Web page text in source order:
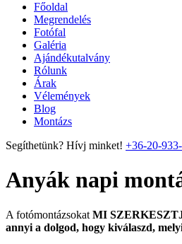
Főoldal
Megrendelés
Fotófal
Galéria
Ajándékutalvány
Rólunk
Árak
Vélemények
Blog
Montázs
Segíthetünk? Hívj minket! +36-20-
Anyák napi
A fotómontázsokat MI
annyi a dolgod, hogy kiválaszd,